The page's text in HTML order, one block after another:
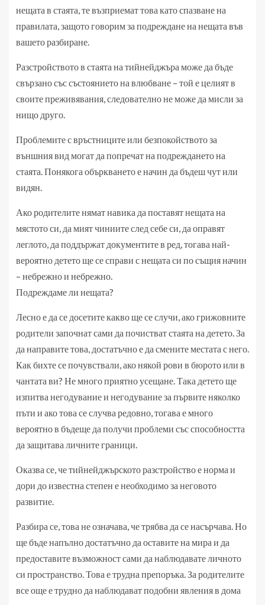
нещата в стаята, те възприемат това като спазване на
правилата, защото говорим за подреждане на нещата във
вашето разбиране.
Разстройството в стаята на тийнейджъра може да бъде
свързано със състоянието на влюбване – той е целият в
своите преживявания, следователно не може да мисли за
нищо друго.
Проблемите с връстниците или безпокойството за
външния вид могат да попречат на подреждането на
стаята. Понякога объркването е начин да бъдеш чут или
видян.
Ако родителите нямат навика да поставят нещата на
мястото си, да мият чиниите след себе си, да оправят
леглото, да поддържат документите в ред, тогава най-
вероятно детето ще се справи с нещата си по същия начин
– небрежно и небрежно.
Подреждаме ли нещата?
Лесно е да се досетите какво ще се случи, ако грижовните
родители започнат сами да почистват стаята на детето. За
да направите това, достатъчно е да смените местата с него.
Как бихте се почувствали, ако някой рови в бюрото или в
чантата ви? Не много приятно усещане. Така детето ще
изпитва негодувание и негодувание за първите няколко
пъти и ако това се случва редовно, тогава е много
вероятно в бъдеще да получи проблеми със способността
да защитава личните граници.
Оказва се, че тийнейджърското разстройство е норма и
дори до известна степен е необходимо за неговото
развитие.
Разбира се, това не означава, че трябва да се насърчава. Но
ще бъде напълно достатъчно да оставите на мира и да
предоставите възможност сами да наблюдавате личното
си пространство. Това е трудна препоръка. За родителите
все още е трудно да наблюдават подобни явления в дома